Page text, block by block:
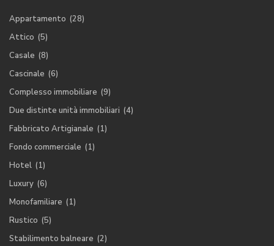
Appartamento (28)
Attico (5)
Casale (8)
Cascinale (6)
Complesso immobiliare (9)
Due distinte unità immobiliari (4)
Fabbricato Artigianale (1)
Fondo commerciale (1)
Hotel (1)
Luxury (6)
Monofamiliare (1)
Rustico (5)
Stabilimento balneare (2)